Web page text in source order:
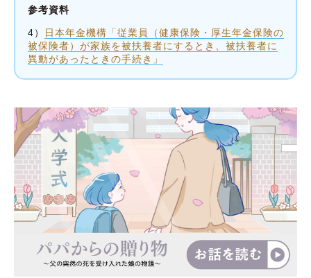
参考資料
4）
日本年金機構「従業員（健康保険・厚生年金保険の
被保険者）が家族を被扶養者にするとき、被扶養者に
異動があったときの手続き」